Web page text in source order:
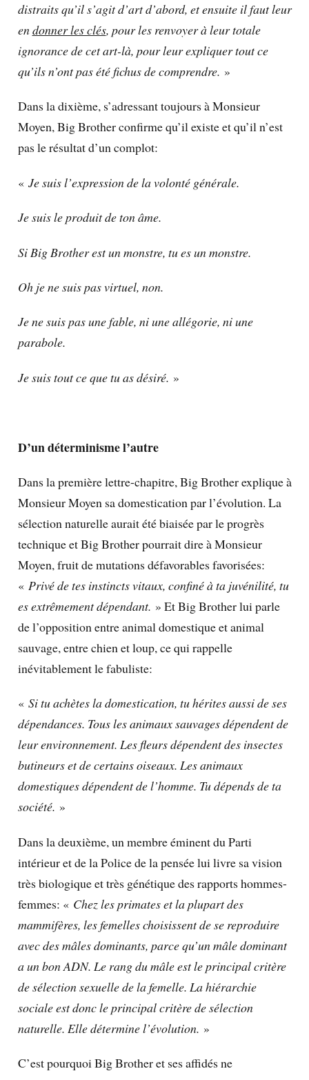
distraits qu’il s’agit d’art d’abord, et ensuite il faut leur
endonner les clés, pour les renvoyer à leur totale
ignorance de cet art-là, pour leur expliquer tout ce
qu’ils n’ont pas été fichus de comprendre. »
Dans la dixième, s’adressant toujours à Monsieur
Moyen, Big Brother confirme qu’il existe et qu’il n’est
pas le résultat d’un complot:
« Je suis l’expression de la volonté générale.
Je suis le produit de ton âme.
Si Big Brother est un monstre, tu es un monstre.
Oh je ne suis pas virtuel, non.
Je ne suis pas une fable, ni une allégorie, ni une
parabole.
Je suis tout ce que tu as désiré. »
D’un déterminisme l’autre
Dans la première lettre-chapitre, Big Brother explique à
Monsieur Moyen sa domestication par l’évolution. La
sélection naturelle aurait été biaisée par le progrès
technique et Big Brother pourrait dire à Monsieur
Moyen, fruit de mutations défavorables favorisées:
« Privé de tes instincts vitaux, confiné à ta juvénilité, tu
es extrêmement dépendant. » Et Big Brother lui parle
de l’opposition entre animal domestique et animal
sauvage, entre chien et loup, ce qui rappelle
inévitablement le fabuliste:
« Si tu achètes la domestication, tu hérites aussi de ses
dépendances. Tous les animaux sauvages dépendent de
leur environnement. Les fleurs dépendent des insectes
butineurs et de certains oiseaux. Les animaux
domestiques dépendent de l’homme. Tu dépends de ta
société. »
Dans la deuxième, un membre éminent du Parti
intérieur et de la Police de la pensée lui livre sa vision
très biologique et très génétique des rapports hommes-
femmes: « Chez les primates et la plupart des
mammifères, les femelles choisissent de se reproduire
avec des mâles dominants, parce qu’un mâle dominant
a un bon ADN. Le rang du mâle est le principal critère
de sélection sexuelle de la femelle. La hiérarchie
sociale est donc le principal critère de sélection
naturelle. Elle détermine l’évolution. »
C’est pourquoi Big Brother et ses affidés ne